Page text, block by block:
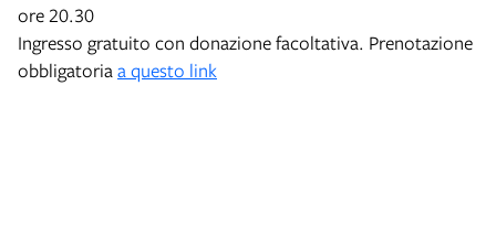
ore 20.30
Ingresso gratuito con donazione facoltativa. Prenotazione
obbligatoriaa questo link